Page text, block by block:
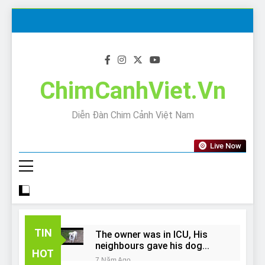
ChimCanhViet.Vn
Diễn Đàn Chim Cảnh Việt Nam
Live Now
TIN
HOT
The owner was in ICU, His
neighbours gave his dog
away!
7 Năm Ago